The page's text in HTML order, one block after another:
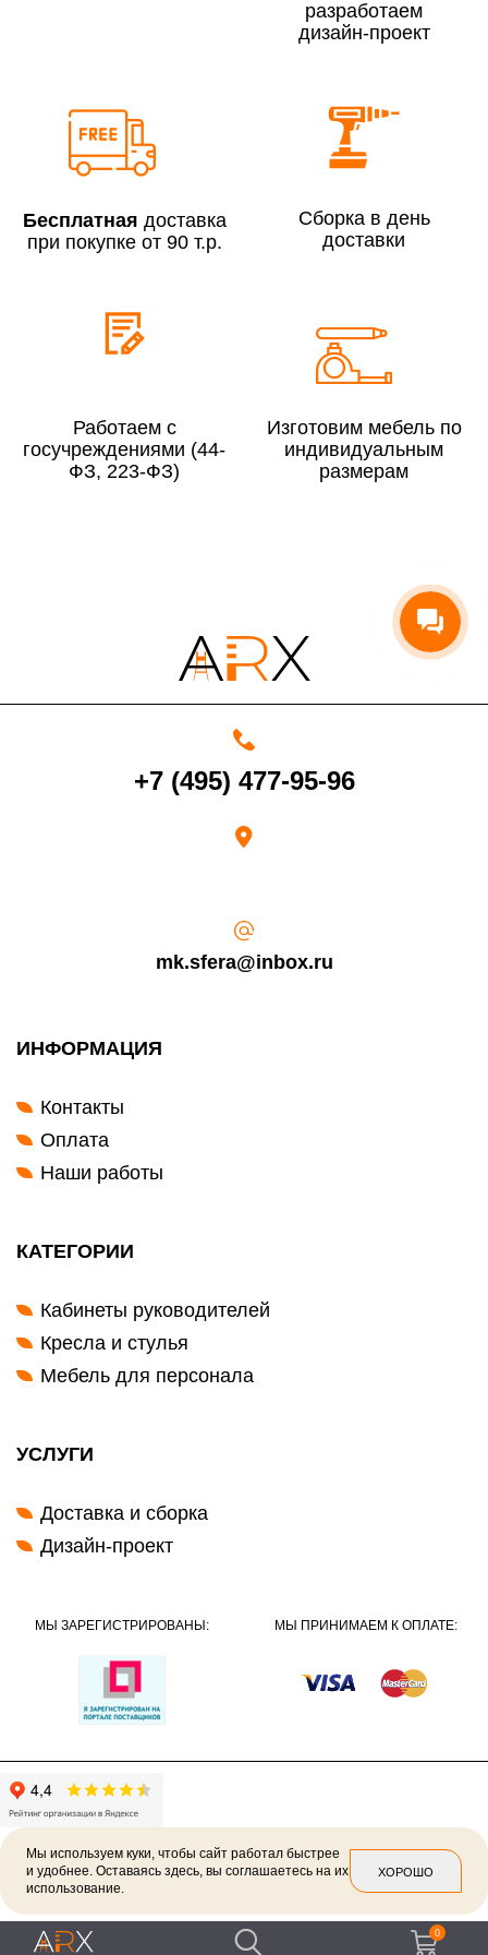
Сборка по Москве в будние дни при заказе:
До 300 000 руб.
7% (но не менее 2 500 руб.)
Свыше 300 000 руб.
До 300 000 руб.
Свыше 300 000 руб.
Сборка в выходные дни и вечернее время:
По Москве
Срок возврата товара надлежащего качества составляет 30 дней с
Возврат переведенных средств производится на Ваш банковский
разработаем
дизайн-проект
Бесплатная доставка
при покупке от 90 т.р.
Сборка в день
доставки
Работаем с
госучреждениями (44-
ФЗ, 223-ФЗ)
Изготовим мебель по
индивидуальным
размерам
+7 (495) 477-95-96
mk.sfera@inbox.ru
ИНФОРМАЦИЯ
Контакты
Оплата
Наши работы
КАТЕГОРИИ
Кабинеты руководителей
Кресла и стулья
Мебель для персонала
УСЛУГИ
Доставка и сборка
Дизайн-проект
МЫ ЗАРЕГИСТРИРОВАНЫ: МЫ ПРИНИМАЕМ К ОПЛАТЕ:
2026 © Политика конфиденциальности
0
Мы используем куки, чтобы сайт работал быстрее
и удобнее. Оставаясь здесь, вы соглашаетесь на их
использование.
ХОРОШО